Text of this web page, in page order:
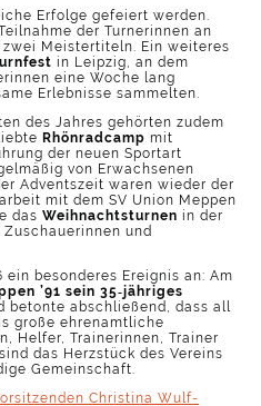
Erfolge gefeiert werden.
der Turnerinnen an
Meistertiteln. Ein weiteres
in Leipzig, an dem
eine Woche lang
Erlebnisse sammelten.
des Jahres gehörten zudem
Rhönradcamp mit
der neuen Sportart
von Erwachsenen
Adventszeit waren wieder der
mit dem SV Union Meppen
das Weihnachtsturnen in der
und
besonderes Ereignis an: Am
’91 sein 35‑jähriges
betonte abschließend, dass all
große ehrenamtliche
Helfer, Trainerinnen, Trainer
das Herzstück des Vereins
Gemeinschaft.
Christina Wulf-